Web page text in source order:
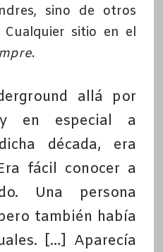
sino de otros
sitio en el
.
allá por
en especial a
década, era
fácil conocer a
Una persona
también había
[…] Aparecía